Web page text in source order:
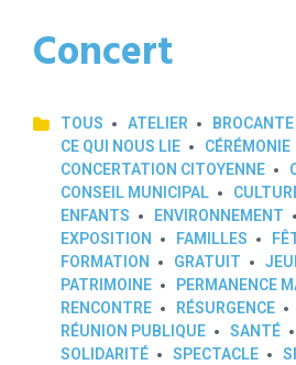
Concert
TOUS ATELIER
CE QUI NOUS LIE
CÉRÉMONIE
CONCERTATION CITOYENNE
CONSEIL MUNICIPAL
ENFANTS
ENVIRONNEMENT
EXPOSITION
FAMILLES
FORMATION
GRATUIT
PATRIMOINE
PERMANENCE
RENCONTRE
RÉSURGENCE
RÉUNION PUBLIQUE
SANTÉ
SOLIDARITÉ
SPECTACLE